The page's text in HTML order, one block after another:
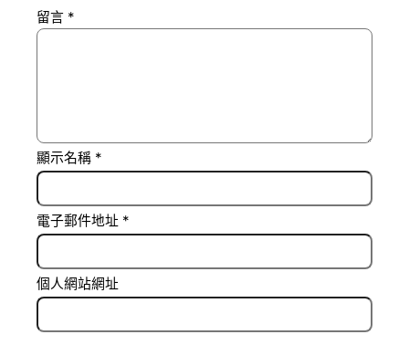
留言 *
顯示名稱 *
電子郵件地址 *
個人網站網址